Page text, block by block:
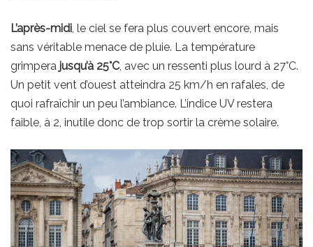
L’après-midi, le ciel se fera plus couvert encore, mais
sans véritable menace de pluie. La température
grimpera jusqu’à 25°C, avec un ressenti plus lourd à 27°C.
Un petit vent d’ouest atteindra 25 km/h en rafales, de
quoi rafraîchir un peu l’ambiance. L’indice UV restera
faible, à 2, inutile donc de trop sortir la crème solaire.